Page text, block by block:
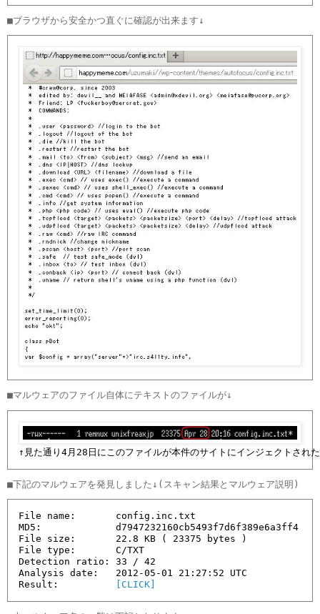
↑見た通り4月28日にこのファイルが本件のサイトにインジェクトされ
File name:       config.inc.txt
MD5:             d7947232160cb5493f7d6f389e6a3ff4
File size:       22.8 KB ( 23375 bytes )
File type:       C/TXT
Detection ratio: 33 / 42
Analysis date:   2012-05-01 21:27:52 UTC
Result:
[CLICK]